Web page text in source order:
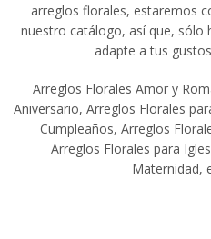
arreglos florales, estaremos
nuestro catálogo, así que, sólo
adapte a tus
Arreglos Florales Amor y
Aniversario, Arreglos Florales
Cumpleaños, Arreglos
Arreglos Florales para
Maternidad,